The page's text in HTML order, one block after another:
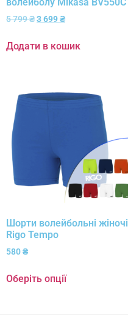
5 799₴3 699₴
Додати в кошик
Шорти волейбольні жіночі
Rigo Tempo
580₴
Оберіть опції